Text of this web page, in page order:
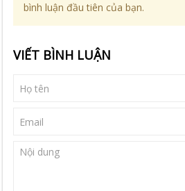
bình luận đầu tiên của bạn.
VIẾT BÌNH LUẬN